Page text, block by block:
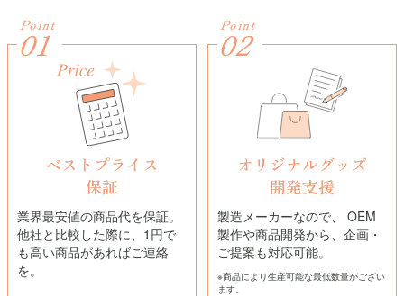
Point
01
ベストプライス
保証
業界最安値の商品代を保証。
他社と比較した際に、1円で
も高い商品があればご連絡
を。
Point
02
オリジナルグッズ
開発支援
製造メーカーなので、 OEM
製作や商品開発から、企画・
ご提案も対応可能。
※商品により生産可能な最低数量がござい
ます。